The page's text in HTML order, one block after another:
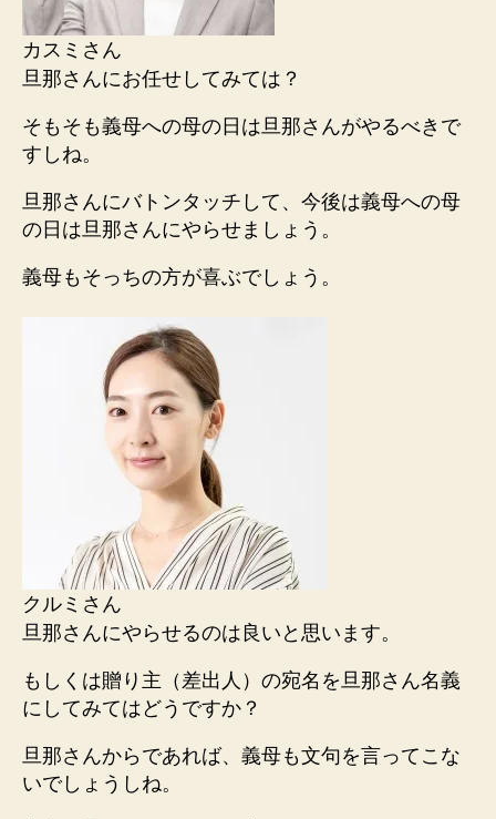
カスミさん
旦那さんにお任せしてみては？
そもそも義母への母の日は旦那さんがやるべきで
すしね。
旦那さんにバトンタッチして、今後は義母への母
の日は旦那さんにやらせましょう。
義母もそっちの方が喜ぶでしょう。
クルミさん
旦那さんにやらせるのは良いと思います。
もしくは贈り主（差出人）の宛名を旦那さん名義
にしてみてはどうですか？
旦那さんからであれば、義母も文句を言ってこな
いでしょうしね。